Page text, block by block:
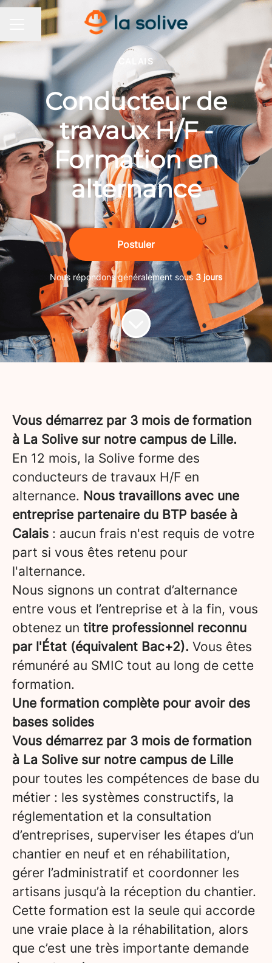
MENU CARRIÈRE
Partager la page
CALAIS
Conducteur de
travaux H/F -
Formation en
alternance
Postuler
Nous répondons généralement sous 3 jours
Vous démarrez par 3 mois de formation
à La Solive sur notre campus de Lille.
En 12 mois, la Solive forme des
conducteurs de travaux H/F en
alternance. Nous travaillons avec une
entreprise partenaire du BTP basée à
Calais : aucun frais n'est requis de votre
part si vous êtes retenu pour
l'alternance.
Nous signons un contrat d’alternance
entre vous et l’entreprise et à la fin, vous
obtenez un titre professionnel reconnu
par l'État (équivalent Bac+2). Vous êtes
rémunéré au SMIC tout au long de cette
formation.
Une formation complète pour avoir des
bases solides
Vous démarrez par 3 mois de formation
à La Solive sur notre campus de Lille
pour toutes les compétences de base du
métier : les systèmes constructifs, la
réglementation et la consultation
d’entreprises, superviser les étapes d’un
chantier en neuf et en réhabilitation,
gérer l’administratif et coordonner les
artisans jusqu’à la réception du chantier.
Cette formation est la seule qui accorde
une vraie place à la réhabilitation, alors
que c’est une très importante demande